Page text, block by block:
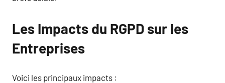
Les Impacts du RGPD sur les
Entreprises
Voici les principaux impacts :